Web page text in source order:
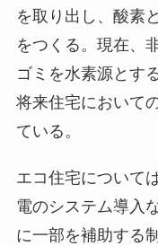
を取り出し、酸素
をつくる。現在、
ゴミを水素源とす
将来住宅において
ている。
エコ住宅について
電のシステム導入
に一部を補助する